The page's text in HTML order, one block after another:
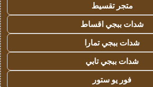
متجر تقسيط
شدات ببجي اقساط
شدات ببجي تمارا
شدات ببجي تابي
فور يو ستور